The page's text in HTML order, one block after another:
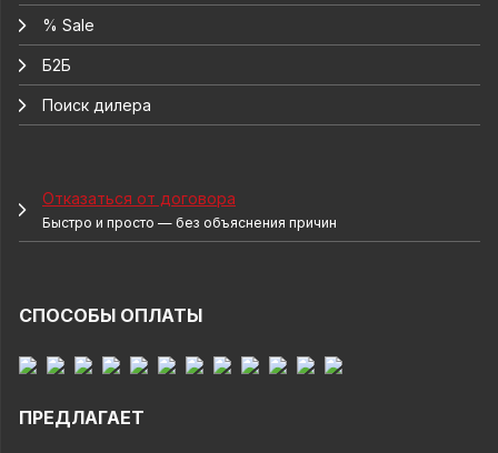
% Sale
Б2Б
Поиск дилера
Отказаться от договора
Быстро и просто — без объяснения причин
СПОСОБЫ ОПЛАТЫ
ПРЕДЛАГАЕТ